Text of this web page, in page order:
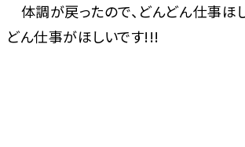
体調が戻ったので、どんどん仕事ほ
どん仕事がほしいです!!!